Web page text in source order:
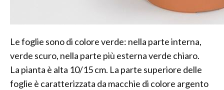
Le foglie sono di colore verde: nella parte interna,
verde scuro, nella parte più esterna verde chiaro.
La pianta è alta 10/15 cm. La parte superiore delle
foglie è caratterizzata da macchie di colore argento